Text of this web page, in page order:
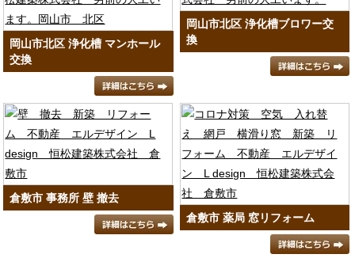
岡山市北区 浄化槽 マンホール
交換
岡山市北区 浄化槽ブロワー交
換
倉敷市 事務所 壁 撤去
倉敷市 薬局 窓リフォーム